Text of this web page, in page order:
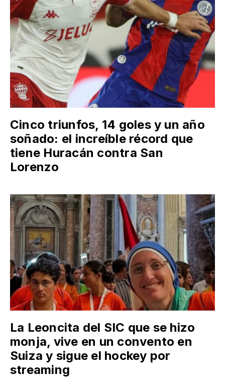
Cinco triunfos, 14 goles y un año
soñado: el increíble récord que
tiene Huracán contra San
Lorenzo
La Leoncita del SIC que se hizo
monja, vive en un convento en
Suiza y sigue el hockey por
streaming